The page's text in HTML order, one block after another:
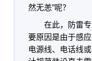
然无恙”呢？
在此，防雷
要原因是由于感
电源线、电话线